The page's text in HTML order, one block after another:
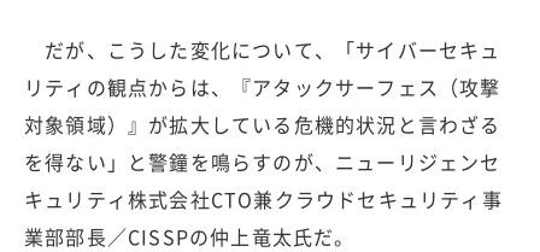
だが、こうした変化について、「サイバーセキュ
リティの観点からは、『アタックサーフェス（攻撃
対象領域）』が拡大している危機的状況と言わざる
を得ない」と警鐘を鳴らすのが、ニューリジェンセ
キュリティ株式会社CTO兼クラウドセキュリティ事
業部部長／CISSPの仲上竜太氏だ。